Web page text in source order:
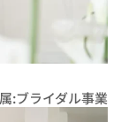
:ブライダル事業